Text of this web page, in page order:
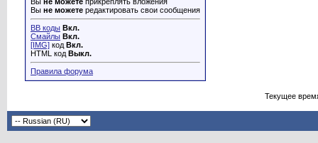
Вы не можете редактировать свои сообщения
BB коды Вкл.
Смайлы Вкл.
[IMG] код Вкл.
HTML код Выкл.
Правила форума
Текущее